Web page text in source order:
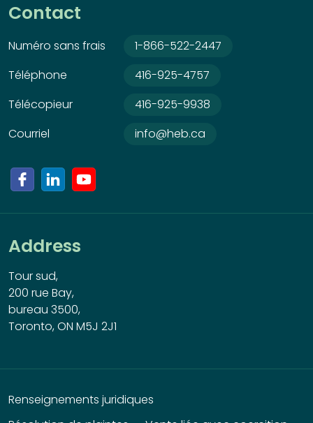
Contact
Numéro sans frais
1-866-522-2447
Téléphone
416-925-4757
Télécopieur
416-925-9938
Courriel
info@heb.ca
Address
Tour sud,
200 rue Bay,
bureau 3500,
Toronto, ON M5J 2J1
Renseignements juridiques